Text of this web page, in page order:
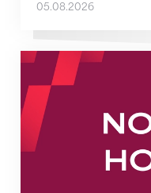
05.08.2026
Nouveaux horaires